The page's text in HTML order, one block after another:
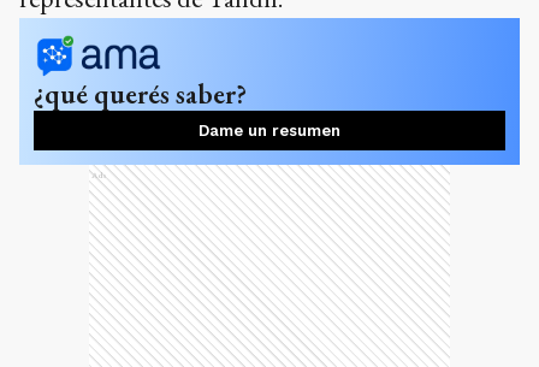
¿qué querés saber?
Dame un resumen
Ads